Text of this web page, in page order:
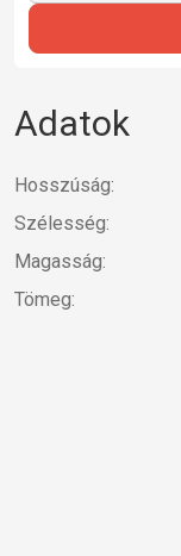
Adatok
Hosszúság:
Szélesség:
Magasság:
Tömeg: